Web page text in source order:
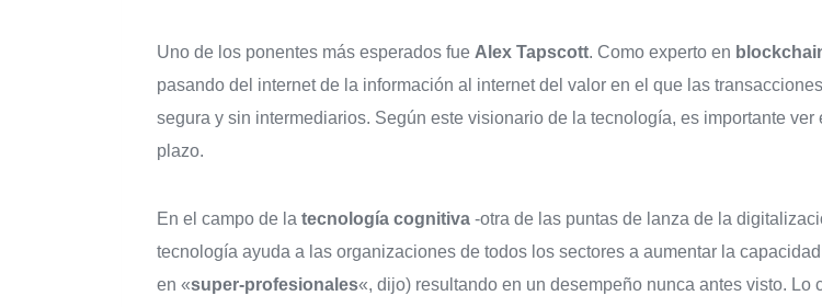
Uno de los ponentes más esperados fue Alex Tapscott. Como experto en
pasando del internet de la información al internet del valor en el que las
segura y sin intermediarios. Según este visionario de la tecnología, es importante
plazo.
En el campo de la tecnología cognitiva -otra de las puntas de lanza de la
tecnología ayuda a las organizaciones de todos los sectores a aumentar la
en «super-profesionales«, dijo) resultando en un desempeño nunca antes visto.